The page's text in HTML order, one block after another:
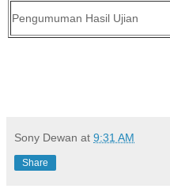
Pengumuman Hasil Ujian
Sony Dewan at 9:31 AM
Share